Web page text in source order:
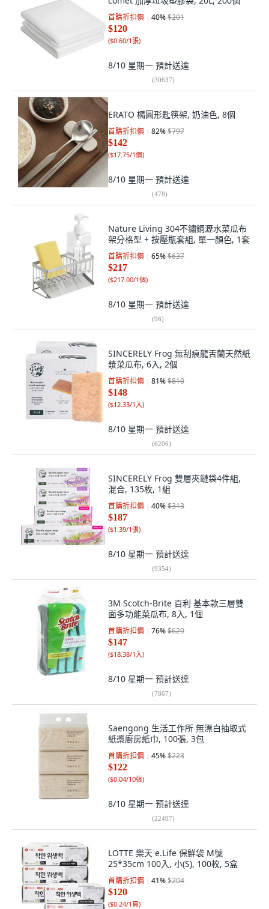
首購折扣價 40%$201
$120
($0.60/1張)
8/10 星期一 預計送達
(30637)
ERATO 橢圓形匙筷架, 奶油色, 8個
首購折扣價 82%$797
$142
($17.75/1個)
8/10 星期一 預計送達
(478)
Nature Living 304不鏽鋼瀝水菜瓜布
架分格型 + 按壓瓶套組, 單一顏色, 1套
首購折扣價 65%$637
$217
($217.00/1個)
8/10 星期一 預計送達
(96)
SINCERELY Frog 無刮痕龍舌蘭天然紙
漿菜瓜布, 6入, 2個
首購折扣價 81%$810
$148
($12.33/1入)
8/10 星期一 預計送達
(6206)
SINCERELY Frog 雙層夾鏈袋4件組,
混合, 135枚, 1組
首購折扣價 40%$313
$187
($1.39/1張)
8/10 星期一 預計送達
(9354)
3M Scotch-Brite 百利 基本款三層雙
面多功能菜瓜布, 8入, 1個
首購折扣價 76%$629
$147
($18.38/1入)
8/10 星期一 預計送達
(7867)
Saengong 生活工作所 無漂白抽取式
紙漿廚房紙巾, 100張, 3包
首購折扣價 45%$223
$122
($0.04/10張)
8/10 星期一 預計送達
(22407)
LOTTE 樂天 e.Life 保鮮袋 M號
25*35cm 100入, 小(S), 100枚, 5盒
首購折扣價 41%$204
$120
($0.24/1頁)